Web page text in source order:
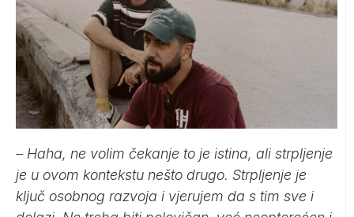
– Haha, ne volim čekanje to je istina, ali strpljenje
je u ovom kontekstu nešto drugo. Strpljenje je
ključ osobnog razvoja i vjerujem da s tim sve i